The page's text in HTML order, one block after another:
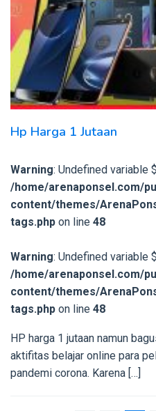
Hp Harga 1 Jutaan
Warning: Undefined variable
/home/arenaponsel.com/
content/themes/
tags.php on line 48
Warning: Undefined variable
/home/arenaponsel.com/
content/themes/
tags.php on line 48
HP harga 1 jutaan namun
aktifitas belajar online para
pandemi corona. Karena […]